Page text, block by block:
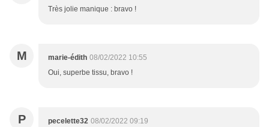
Très jolie manique : bravo !
M marie-édith 08/02/2022 10:55
Oui, superbe tissu, bravo !
P pecelette32 08/02/2022 09:19